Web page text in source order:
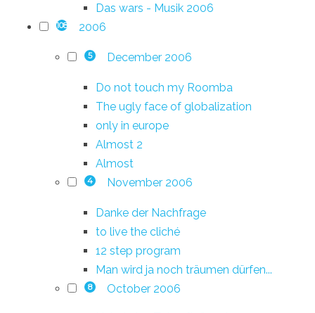
Das wars - Musik 2006
108 2006
5 December 2006
Do not touch my Roomba
The ugly face of globalization
only in europe
Almost 2
Almost
4 November 2006
Danke der Nachfrage
to live the cliché
12 step program
Man wird ja noch träumen dürfen...
8 October 2006